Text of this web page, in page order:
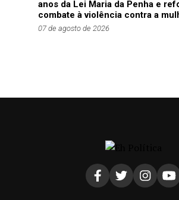
anos da Lei Maria da Penha e
combate à violência contra a
07 de agosto de 2026